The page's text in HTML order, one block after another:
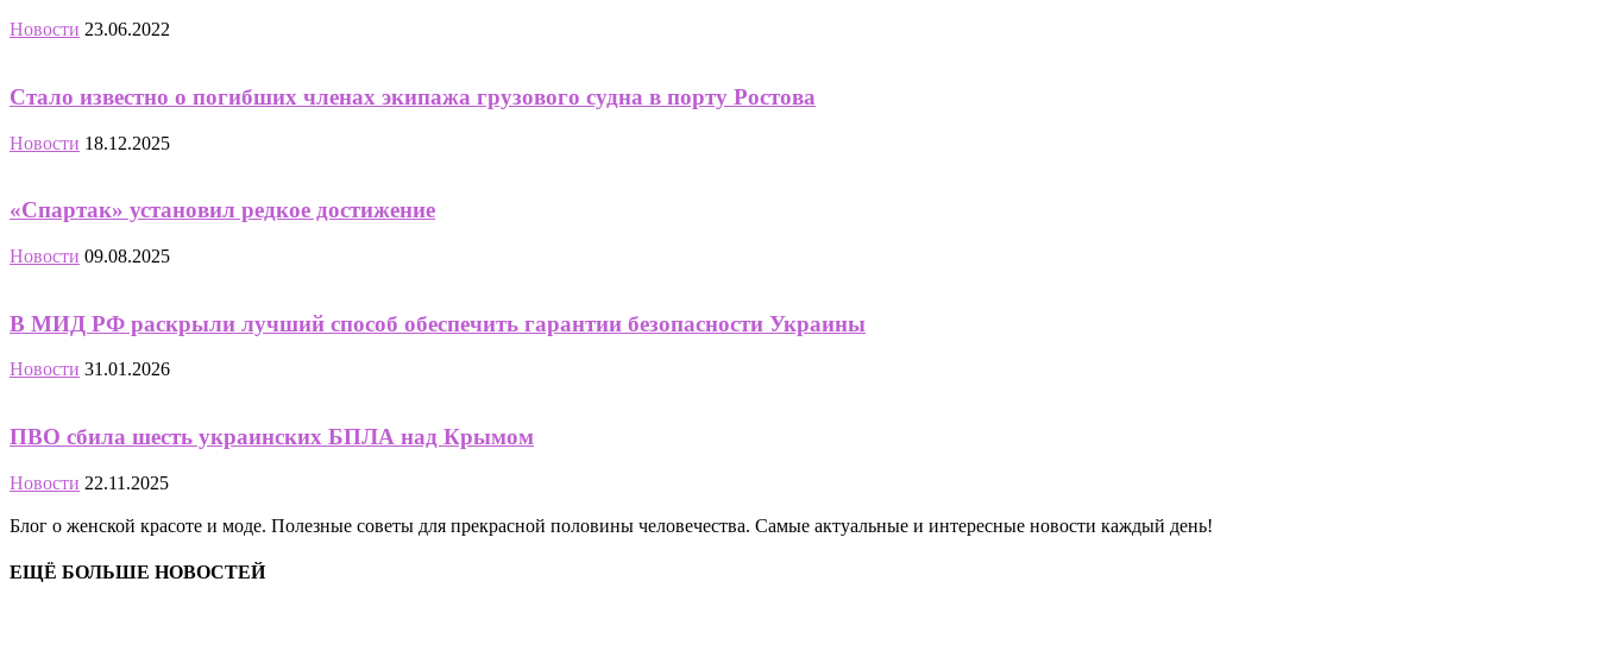
Новости 23.06.2022
Стало известно о погибших членах экипажа грузового судна в порту Ростова
Новости 18.12.2025
«Спартак» установил редкое достижение
Новости 09.08.2025
В МИД РФ раскрыли лучший способ обеспечить гарантии безопасности Украины
Новости 31.01.2026
ПВО сбила шесть украинских БПЛА над Крымом
Новости 22.11.2025
Блог о женской красоте и моде. Полезные советы для прекрасной половины человечества. Самые актуальные и интересные новости каждый день!
ЕЩЁ БОЛЬШЕ НОВОСТЕЙ